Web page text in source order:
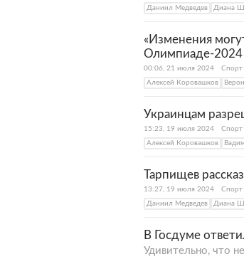
Даниил Медведев
Диана
«Изменения
Олимпиаде-2024
00:06, 21 июля 2024
Спорт
Алексей Коровашков
Украинцам
15:23, 19 июля 2024
Спорт
Алексей Коровашков
Тарпищев
13:27, 19 июля 2024
Спорт
Даниил Медведев
Диана
В Госдуме
Удивительно, что